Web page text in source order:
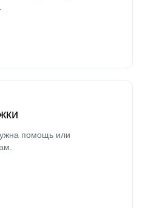
помощь или